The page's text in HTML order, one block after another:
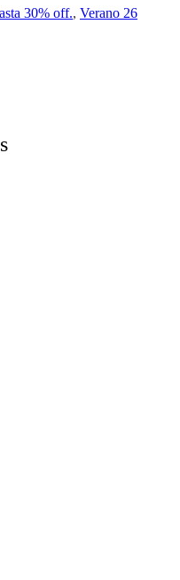
30% off., Verano 26